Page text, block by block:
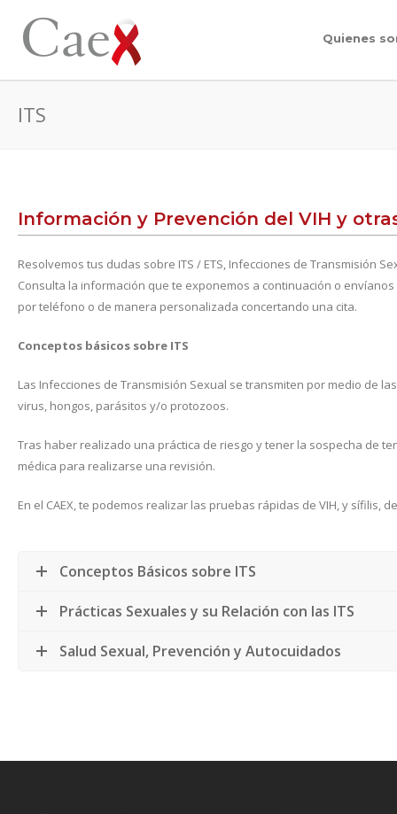
Quienes
ITS
Información y Prevención del VIH y
Resolvemos tus dudas sobre ITS / ETS, Infecciones de Transmisión
Consulta la información que te exponemos a continuación o
por teléfono o de manera personalizada concertando una cita.
Conceptos básicos sobre ITS
Las Infecciones de Transmisión Sexual se transmiten por medio de
virus, hongos, parásitos y/o protozoos.
Tras haber realizado una práctica de riesgo y tener la sospecha de
médica para realizarse una revisión.
En el CAEX, te podemos realizar las pruebas rápidas de VIH, y sífilis,
Conceptos Básicos sobre ITS
Prácticas Sexuales y su Relación con las ITS
Salud Sexual, Prevención y Autocuidados